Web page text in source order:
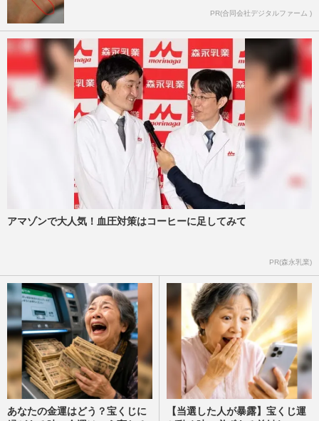
PR(合同会社デジタルファーム )
アマゾンで大人気！血圧対策はコーヒーに足してみて
PR(森永乳業)
あなたの金運はどう？宝くじに
【当選した人が暴露】宝くじ運